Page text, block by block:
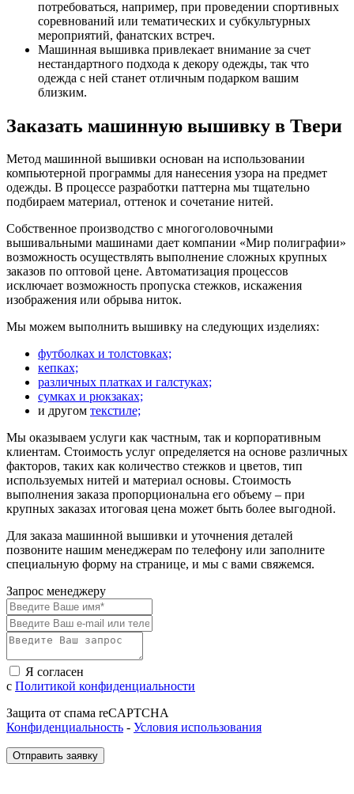
потребоваться, например, при проведении спортивных
соревнований или тематических и субкультурных
мероприятий, фанатских встреч.
Машинная вышивка привлекает внимание за счет
нестандартного подхода к декору одежды, так что
одежда с ней станет отличным подарком вашим
близким.
Заказать машинную вышивку в Твери
Метод машинной вышивки основан на использовании
компьютерной программы для нанесения узора на предмет
одежды. В процессе разработки паттерна мы тщательно
подбираем материал, оттенок и сочетание нитей.
Собственное производство с многоголовочными
вышивальными машинами дает компании «Мир полиграфии»
возможность осуществлять выполнение сложных крупных
заказов по оптовой цене. Автоматизация процессов
исключает возможность пропуска стежков, искажения
изображения или обрыва ниток.
Мы можем выполнить вышивку на следующих изделиях:
футболках и толстовках;
кепках;
различных платках и галстуках;
сумках и рюкзаках;
и другом текстиле;
Мы оказываем услуги как частным, так и корпоративным
клиентам. Стоимость услуг определяется на основе различных
факторов, таких как количество стежков и цветов, тип
используемых нитей и материал основы. Стоимость
выполнения заказа пропорциональна его объему – при
крупных заказах итоговая цена может быть более выгодной.
Для заказа машинной вышивки и уточнения деталей
позвоните нашим менеджерам по телефону или заполните
специальную форму на странице, и мы с вами свяжемся.
Запрос менеджеру
Я согласен
с Политикой конфиденциальности
Защита от спама reCAPTCHA
Конфиденциальность - Условия использования
Отправить заявку